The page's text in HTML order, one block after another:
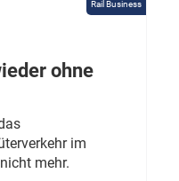
Rail Business
ohne
im
mehr.